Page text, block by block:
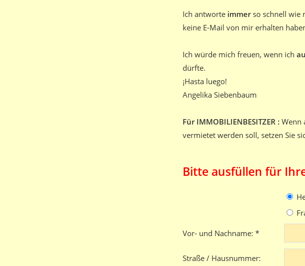
Ich antworte immerso schnell wie
keine E-Mail von mir erhalten
Ich würde mich freuen, wenn ich
dürfte.
¡Hasta luego!
Angelika Siebenbaum
Für IMMOBILIENBESITZER : Wenn
vermietet werden soll, setzen Sie
Bitte ausfüllen für
Vor- und Nachname: *
Straße / Hausnummer: